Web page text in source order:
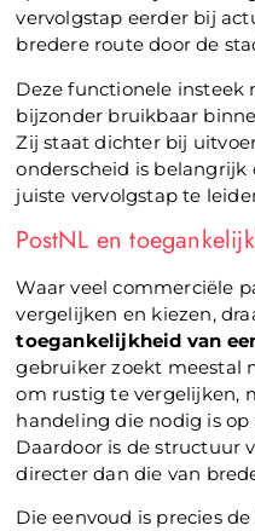
vervolgstap eerder bij
bredere route door de
Deze functionele insteek
bijzonder bruikbaar
Zij staat dichter bij
onderscheid is
juiste vervolgstap te
PostNL en
Waar veel commerciële
vergelijken en kiezen,
toegankelijkheid van
gebruiker zoekt meestal
om rustig te vergelijken,
handeling die nodig is
Daardoor is de structuur
directer dan die van
Die eenvoud is precies